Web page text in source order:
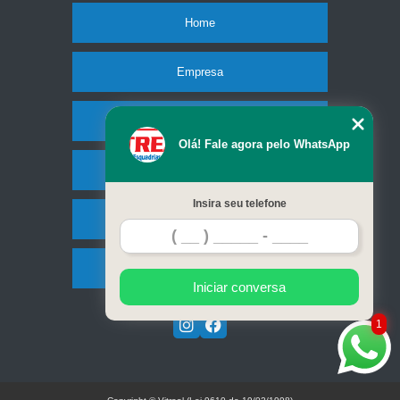
quanto custa cobertura de vidro temperado Esteio
quanto custa cobertura de vidro retrátil manual Nonoai
cobertura pergolado vidro preços Bela Vista
coberturas vidro temperado HÍPICA
cobertura em vidro temperado Humaitá
cobertura pergolado vidro Esteio
cobertura com vidro temperado preços Nonoai
coberturas de vidro para pergolado TRISTEZA
Home
Empresa
Contato
Mapa do site
1
Olá! Fale agora pelo WhatsApp
Insira seu telefone
Iniciar conversa